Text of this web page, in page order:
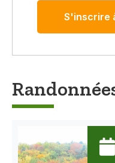
S'inscrire